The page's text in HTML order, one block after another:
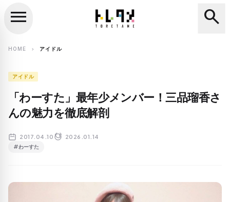
search
menu search
HOME chevron_right アイドル
アイドル
「わーすた」最年少メンバー！三品瑠香さ
んの魅力を徹底解剖
2017.04.10 2026.01.14
#わーすた